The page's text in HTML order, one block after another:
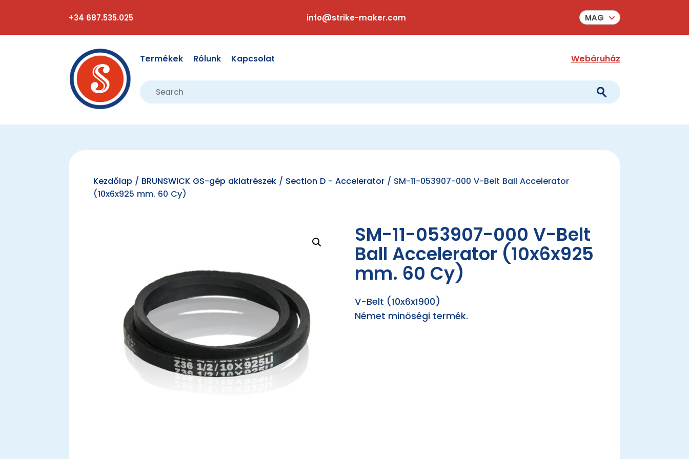
+34 687.535.025 info@strike-maker.com MAG
Termékek Rólunk Kapcsolat Webáruház
Kezdőlap / BRUNSWICK GS-gép aklatrészek / Section D - Accelerator / SM-11-053907-000 V-Belt Ball Accelerator
(10x6x925 mm. 60 Cy)
SM-11-053907-000 V-Belt
Ball Accelerator (10x6x925
mm. 60 Cy)
V-Belt (10x6x1900)
Német minöségi termék.